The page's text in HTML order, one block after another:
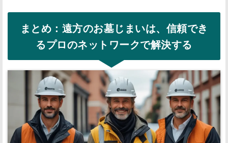
まとめ：遠方のお墓じまいは、信頼でき
るプロのネットワークで解決する